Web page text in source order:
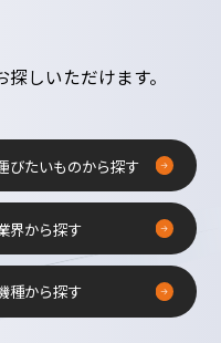
しいただけます。
びたいものから探す
界から探す
種から探す